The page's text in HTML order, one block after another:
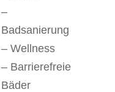
–
Badsanierung
– Wellness
– Barrierefreie
Bäder